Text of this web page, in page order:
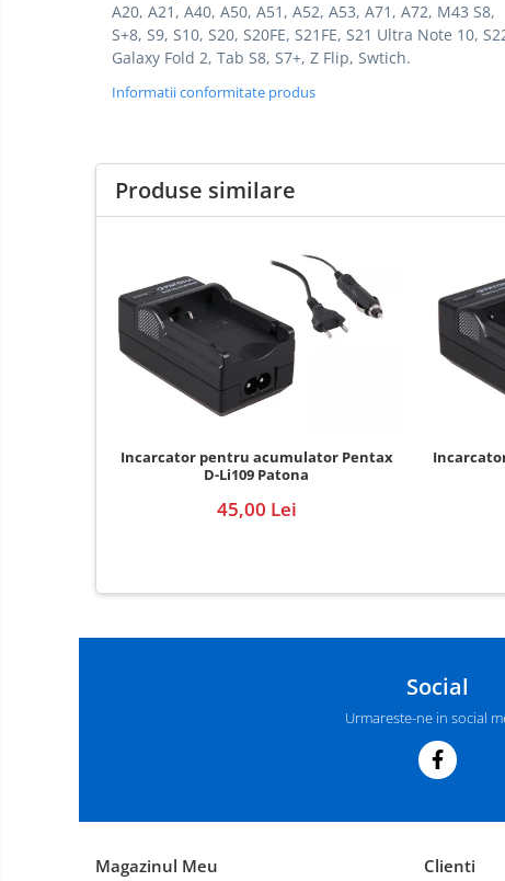
A20, A21, A40, A50, A51, A52, A53, A71, A72, M43 S8,
S+8, S9, S10, S20, S20FE, S21FE, S21 Ultra Note 10,
Galaxy Fold 2, Tab S8, S7+, Z Flip, Swtich.
Informatii conformitate produs
Produse similare
Incarcator pentru acumulator Pentax
D-Li109 Patona
45,00 Lei
Social
Urmareste-ne in social
Magazinul Meu Clienti